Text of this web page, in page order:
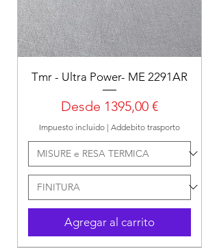
Tmr - Ultra Power- ME 2291AR
Desde 1395,00 €
Precio de oferta
Impuesto incluido | Addebito trasporto
Agregar al carrito